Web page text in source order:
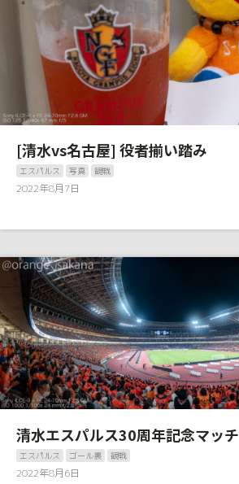
[清水vs名古屋] 役者揃い踏み
エスパルス 写真 観戦
2022年8月7日
清水エスパルス30周年記念マッチ
エスパルス ゴール裏 観戦
2022年8月6日